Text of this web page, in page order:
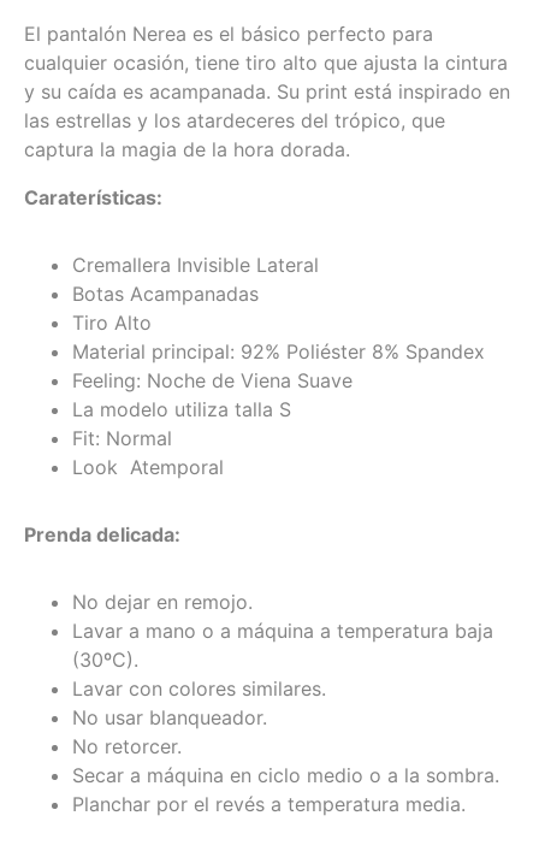
El pantalón Nerea es el básico perfecto para
cualquier ocasión, tiene tiro alto que ajusta la cintura
y su caída es acampanada. Su print está inspirado en
las estrellas y los atardeceres del trópico, que
captura la magia de la hora dorada.
Caraterísticas:
Cremallera Invisible Lateral
Botas Acampanadas
Tiro Alto
Material principal: 92% Poliéster 8% Spandex
Feeling: Noche de Viena Suave
La modelo utiliza talla S
Fit: Normal
Look Atemporal
Prenda delicada:
No dejar en remojo.
Lavar a mano o a máquina a temperatura baja
(30ºC).
Lavar con colores similares.
No usar blanqueador.
No retorcer.
Secar a máquina en ciclo medio o a la sombra.
Planchar por el revés a temperatura media.